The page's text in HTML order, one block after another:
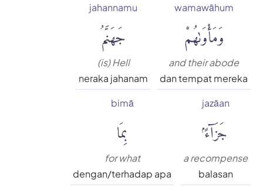
wamawāhum
وَمَأْوَىٰهُمْ
and their abode
dan tempat mereka
jahannamu
جَهَنَّمُ
(is) Hell
neraka jahanam
jazāan
جَزَآءًۢ
a recompense
balasan
bimā
بِمَا
for what
dengan/terhadap apa